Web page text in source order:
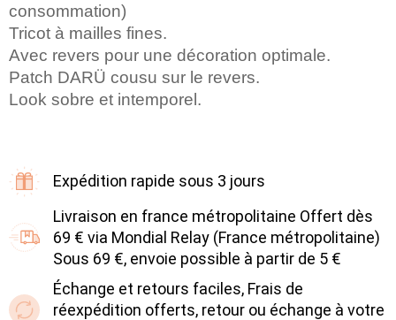
consommation)
Tricot à mailles fines.
Avec revers pour une décoration optimale.
Patch DARÜ cousu sur le revers.
Look sobre et intemporel.
Expédition rapide sous 3 jours
Livraison en france métropolitaine Offert dès
69 € via Mondial Relay (France métropolitaine)
Sous 69 €, envoie possible à partir de 5 €
Échange et retours faciles, Frais de
réexpédition offerts, retour ou échange à votre